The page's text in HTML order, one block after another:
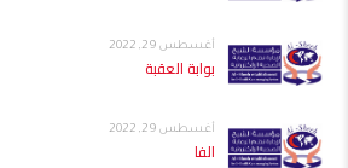
أغسطس 29, 2022
بوابة العقبة
أغسطس 29, 2022
الفا